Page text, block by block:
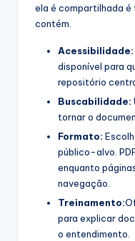
ela é compartilhada
contém.
Acessibilidade:
disponível para
repositório
Buscabilidade:
tornar o
Formato:
público-alvo.
enquanto
navegação.
Treinamento:
para explicar
o entendimento.